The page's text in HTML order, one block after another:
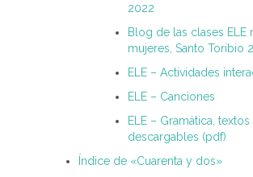
2022
Blog de las clases ELE
mujeres, Santo Toribio
ELE – Actividades
ELE – Canciones
ELE – Gramática,
descargables (pdf)
Índice de «Cuarenta y dos»